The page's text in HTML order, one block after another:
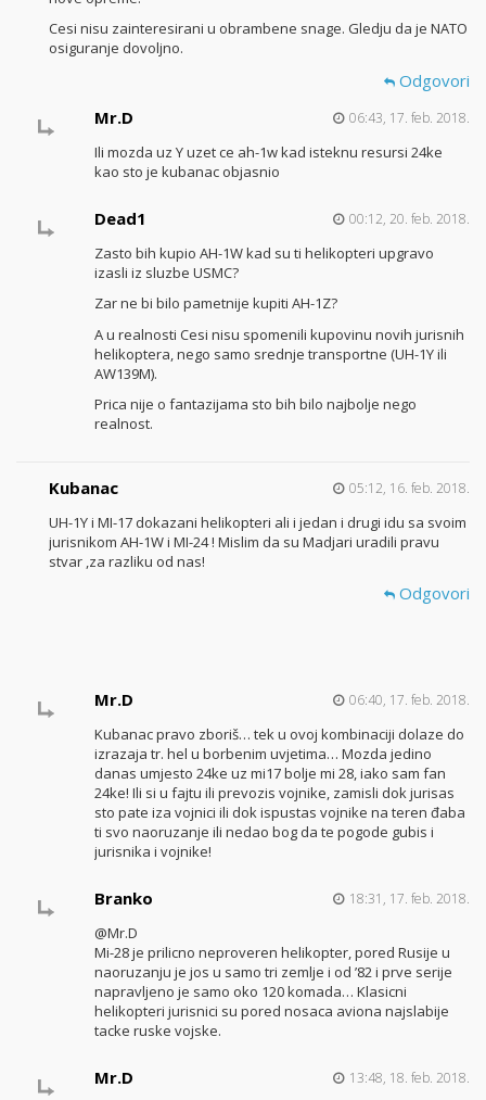
Cesi nisu zainteresirani u obrambene snage. Gledju da je NATO
osiguranje dovoljno.
Odgovori
Mr.D
06:43, 17. feb. 2018.
Ili mozda uz Y uzet ce ah-1w kad isteknu resursi 24ke
kao sto je kubanac objasnio
Dead1 00:12, 20. feb. 2018.
Zasto bih kupio AH-1W kad su ti helikopteri upgravo
izasli iz sluzbe USMC?
Zar ne bi bilo pametnije kupiti AH-1Z?
A u realnosti Cesi nisu spomenili kupovinu novih jurisnih
helikoptera, nego samo srednje transportne (UH-1Y ili
AW139M).
Prica nije o fantazijama sto bih bilo najbolje nego
realnost.
Kubanac 05:12, 16. feb. 2018.
UH-1Y i MI-17 dokazani helikopteri ali i jedan i drugi idu sa svoim
jurisnikom AH-1W i MI-24 ! Mislim da su Madjari uradili pravu
stvar ,za razliku od nas!
Odgovori
Mr.D 06:40, 17. feb. 2018.
Kubanac pravo zboriš… tek u ovoj kombinaciji dolaze do
izrazaja tr. hel u borbenim uvjetima… Mozda jedino
danas umjesto 24ke uz mi17 bolje mi 28, iako sam fan
24ke! Ili si u fajtu ili prevozis vojnike, zamisli dok jurisas
sto pate iza vojnici ili dok ispustas vojnike na teren đaba
ti svo naoruzanje ili nedao bog da te pogode gubis i
jurisnika i vojnike!
Branko 18:31, 17. feb. 2018.
@Mr.D
Mi-28 je prilicno neproveren helikopter, pored Rusije u
naoruzanju je jos u samo tri zemlje i od ’82 i prve serije
napravljeno je samo oko 120 komada… Klasicni
helikopteri jurisnici su pored nosaca aviona najslabije
tacke ruske vojske.
Mr.D 13:48, 18. feb. 2018.